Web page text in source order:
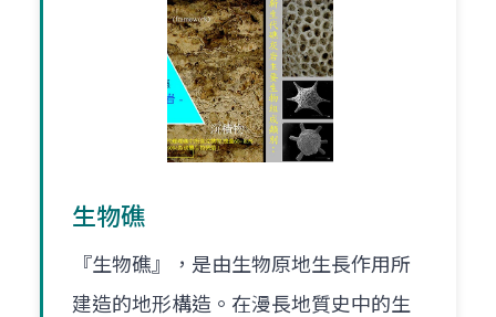
生物礁
『生物礁』，是由生物原地生長作用所
建造的地形構造。在漫長地質史中的生